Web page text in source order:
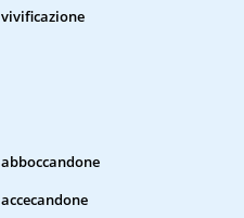
vivificazione
abboccandone
accecandone